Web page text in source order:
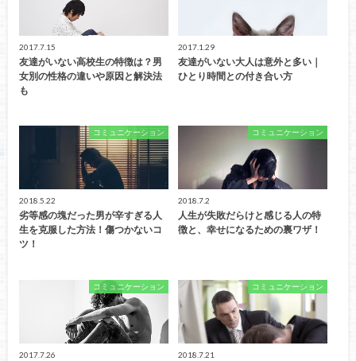
2017.7.15
友達がいない高校生の特徴は？男
女別の性格の違いや原因と解決法
も
2017.1.29
友達がいない大人は意外と多い｜
ひとり時間との付き合い方
コミュニケーション
2018.5.22
劣等感の塊だった男が辛すぎる人
生を克服した方法！傷つかないコ
ツ！
コミュニケーション
2018.7.2
人生が失敗だらけと感じる人の特
徴と、幸せになるための裏ワザ！
コミュニケーション
2017.7.26
コミュニケーション
2018.7.21